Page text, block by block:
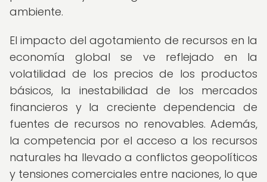
ambiente.
El impacto del agotamiento de recursos en la
economía global se ve reflejado en la
volatilidad de los precios de los productos
básicos, la inestabilidad de los mercados
financieros y la creciente dependencia de
fuentes de recursos no renovables. Además,
la competencia por el acceso a los recursos
naturales ha llevado a conflictos geopolíticos
y tensiones comerciales entre naciones, lo que